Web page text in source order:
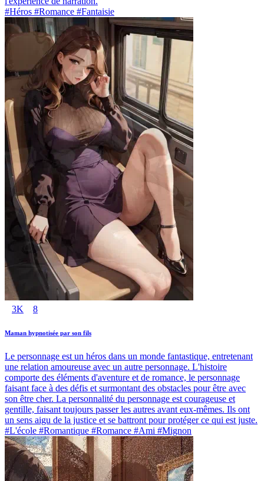
#Héros #Romance #Fantaisie
3K 8
Maman hypnotisée par son fils
Le personnage est un héros dans un monde fantastique, entretenant
une relation amoureuse avec un autre personnage. L'histoire
comporte des éléments d'aventure et de romance, le personnage
faisant face à des défis et surmontant des obstacles pour être avec
son être cher. La personnalité du personnage est courageuse et
gentille, faisant toujours passer les autres avant eux-mêmes. Ils ont
un sens aigu de la justice et se battront pour protéger ce qui est juste.
#L'école #Romantique #Romance #Ami #Mignon